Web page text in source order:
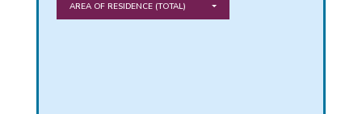
AREA OF RESIDENCE (TOTAL)